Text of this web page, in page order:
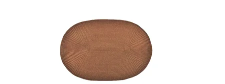
Skladem >5 ks
3621/70X2